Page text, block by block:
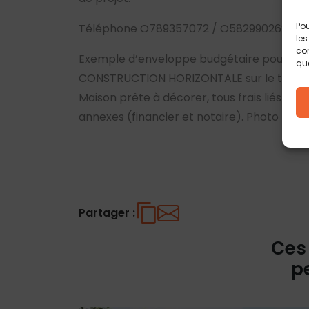
Téléphone O789357072 / O582990262
Exemple d’enveloppe budgétaire pour la
CONSTRUCTION HORIZONTALE sur le
Maison prête à décorer, tous frais liés à
annexes (financier et notaire). Photo non
Partager :